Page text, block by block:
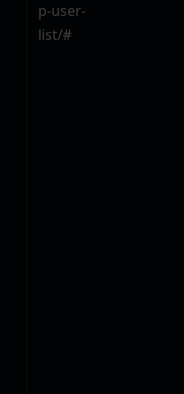
p-user-
list/#